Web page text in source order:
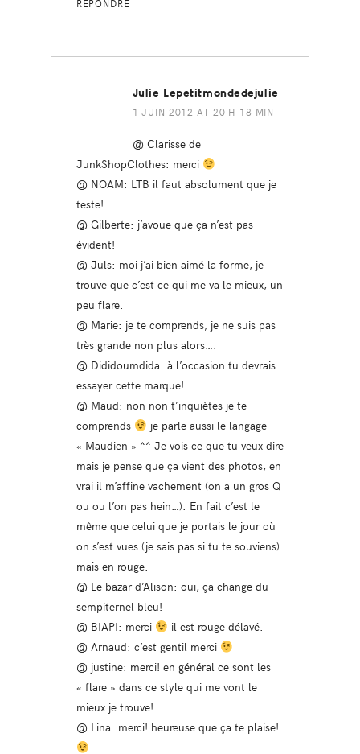
RÉPONDRE
Julie Lepetitmondedejulie
1 JUIN 2012 AT 20 H 18 MIN
@ Clarisse de
JunkShopClothes: merci
@ NOAM: LTB il faut absolument que je
teste!
@ Gilberte: j’avoue que ça n’est pas
évident!
@ Juls: moi j’ai bien aimé la forme, je
trouve que c’est ce qui me va le mieux, un
peu flare.
@ Marie: je te comprends, je ne suis pas
très grande non plus alors….
@ Dididoumdida: à l’occasion tu devrais
essayer cette marque!
@ Maud: non non t’inquiètes je te
comprends
je parle aussi le langage
« Maudien » ^^ Je vois ce que tu veux dire
mais je pense que ça vient des photos, en
vrai il m’affine vachement (on a un gros Q
ou ou l’on pas hein…). En fait c’est le
même que celui que je portais le jour où
on s’est vues (je sais pas si tu te souviens)
mais en rouge.
@ Le bazar d’Alison: oui, ça change du
sempiternel bleu!
@ BIAPI: merci
il est rouge délavé.
@ Arnaud: c’est gentil merci
@ justine: merci! en général ce sont les
« flare » dans ce style qui me vont le
mieux je trouve!
@ Lina: merci! heureuse que ça te plaise!